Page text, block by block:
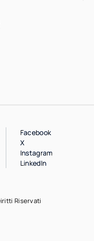
Facebook
X
Instagram
LinkedIn
Riservati